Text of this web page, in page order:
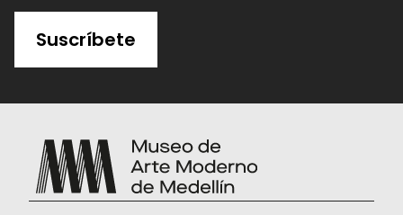
Suscríbete